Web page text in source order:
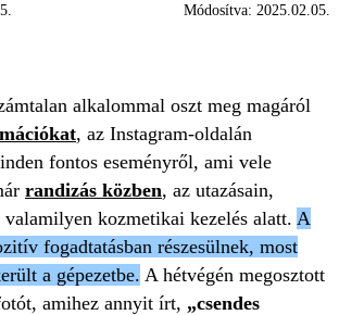
Módosítva: 2025.02.05.
alkalommal oszt meg magáról
, az Instagram-oldalán
fontos eseményről, ami vele
randizás közben, az utazásain,
valamilyen kozmetikai kezelés alatt. A
fogadtatásban részesülnek, most
a gépezetbe. A hétvégén megosztott
amihez annyit írt, „csendes